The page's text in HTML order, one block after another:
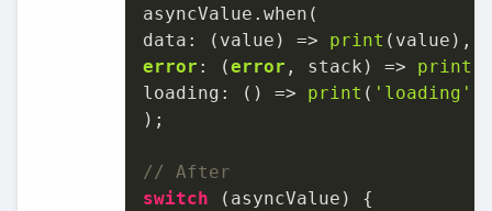
asyncValue.when(
data: (value) => print
error : (error , stack) => print
loading: () => print ( 'loading'
);
// After
switch